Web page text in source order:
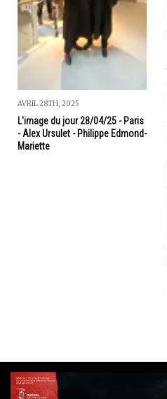
AVRIL 28TH, 2025
L'image du jour 28/04/25 - Paris
- Alex Ursulet - Philippe Edmond-
Mariette